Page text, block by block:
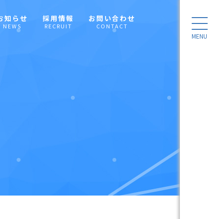
知らせ
NEWS
採用情報
RECRUIT
お問い合わせ
CONTACT
MENU